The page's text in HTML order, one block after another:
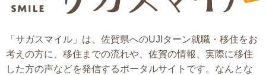
「サガスマイル」は、佐賀県へのUJIターン就職・移住をお
考えの方に、移住までの流れや、佐賀の情報、実際に移住
した方の声などを発信するポータルサイトです。なんとな